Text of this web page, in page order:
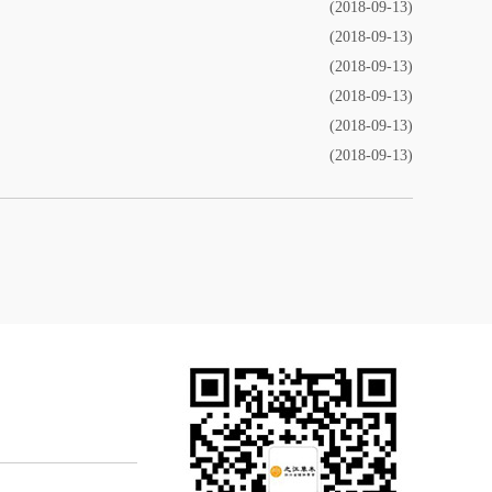
(2018-09-13)
(2018-09-13)
(2018-09-13)
(2018-09-13)
(2018-09-13)
(2018-09-13)